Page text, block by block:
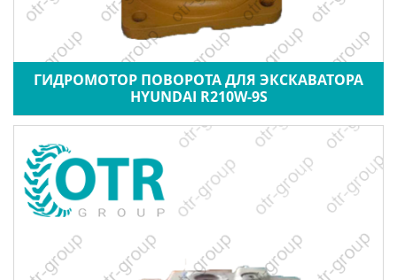
ГИДРОМОТОР ПОВОРОТА ДЛЯ ЭКСКАВАТОРА
HYUNDAI R210W-9S